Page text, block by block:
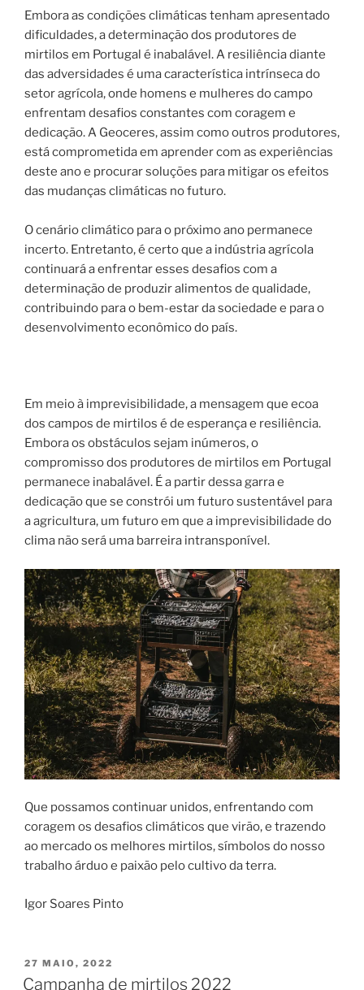
Embora as condições climáticas tenham apresentado
dificuldades, a determinação dos produtores de
mirtilos em Portugal é inabalável. A resiliência diante
das adversidades é uma característica intrínseca do
setor agrícola, onde homens e mulheres do campo
enfrentam desafios constantes com coragem e
dedicação. A Geoceres, assim como outros produtores,
está comprometida em aprender com as experiências
deste ano e procurar soluções para mitigar os efeitos
das mudanças climáticas no futuro.
O cenário climático para o próximo ano permanece
incerto. Entretanto, é certo que a indústria agrícola
continuará a enfrentar esses desafios com a
determinação de produzir alimentos de qualidade,
contribuindo para o bem-estar da sociedade e para o
desenvolvimento econômico do país.
Em meio à imprevisibilidade, a mensagem que ecoa
dos campos de mirtilos é de esperança e resiliência.
Embora os obstáculos sejam inúmeros, o
compromisso dos produtores de mirtilos em Portugal
permanece inabalável. É a partir dessa garra e
dedicação que se constrói um futuro sustentável para
a agricultura, um futuro em que a imprevisibilidade do
clima não será uma barreira intransponível.
Que possamos continuar unidos, enfrentando com
coragem os desafios climáticos que virão, e trazendo
ao mercado os melhores mirtilos, símbolos do nosso
trabalho árduo e paixão pelo cultivo da terra.
Igor Soares Pinto
PUBLICADO
EM
27 MAIO, 2022
Campanha de mirtilos 2022